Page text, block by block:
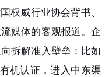
权威行业协会背书、
媒体的客观报道。企
拆解准入壁垒：比如
机认证，进入中东渠